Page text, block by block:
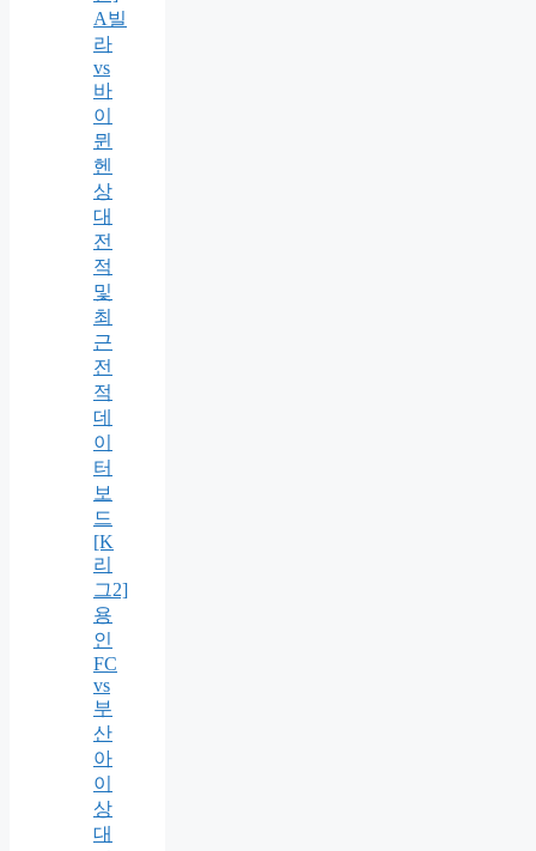
A빌
라
vs
바
이
뮌
헨
상
대
전
적
및
최
근
전
적
데
이
터
보
드
[K
리
그2]
용
인
FC
vs
부
산
아
이
상
대